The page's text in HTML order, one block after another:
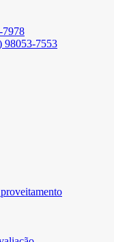
7978
98053-7553